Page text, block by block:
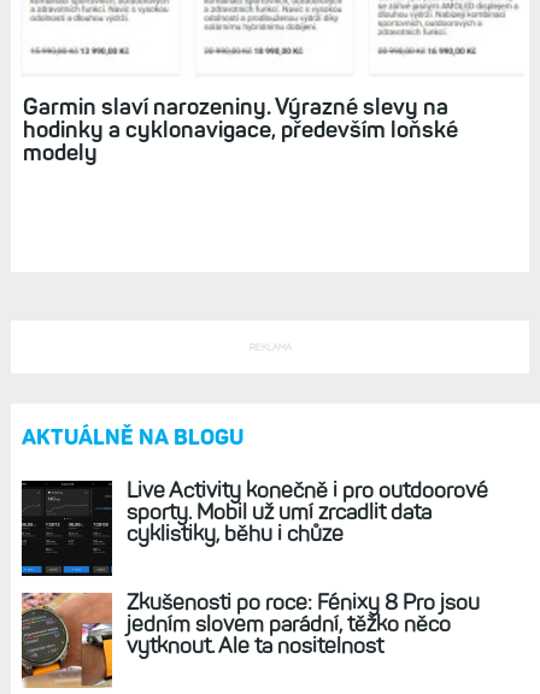
Vyplatí se pořídit starší hodinky Fénix
7 a ušetřit, nebo koupit nové Fénix 7 Pro? Co
získáte, či ztratíte?
hodinky a cyklonavigace, především loňské
modely